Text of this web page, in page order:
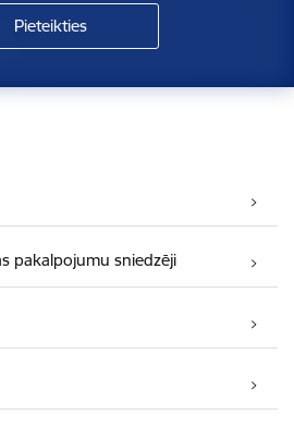
pakalpojumu sniedzēji